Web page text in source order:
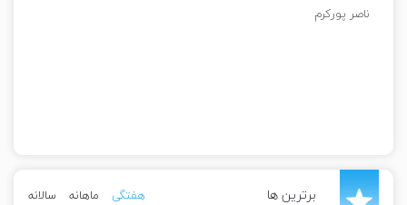
ناصر پورکرم
برترین ها هفتگی ماهانه سالانه